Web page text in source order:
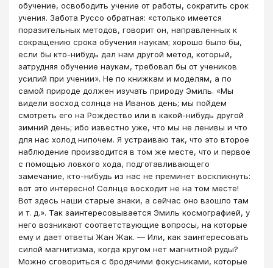
обучение, освободить учение от работы, сократить срок
учения. Забота Руссо обратная: «столько имеется
поразительных методов, говорит он, направленных к
сокращению срока обучения наукам; хорошо было бы,
если бы кто-нибудь дал нам другой метод, который,
затрудняя обучение наукам, требовал бы от учеников
усилий при учении». Не по книжкам и моделям, а по
самой природе должен изучать природу Эмиль. «Мы
видели восход солнца на Иванов день; мы пойдем
смотреть его на Рождество или в какой-нибудь другой
зимний день; ибо известно уже, что мы не ленивы и что
для нас холод нипочем. Я устраиваю так, что это второе
наблюдение про­изводится в том же месте, что и первое
с помощью ловкого хода, подготавливающего
замечание, кто-нибудь из нас не преминет воскликнуть:
вот это интересно! Солнце восходит не на том месте!
Вот здесь наши старые знаки, а сейчас оно взошло там
и т. д.». Так заинтересовывается Эмиль космографией, у
него возникают соот­ветствующие вопросы, на которые
ему и дает ответы Жан Жак. — Или, как заинтересовать
силой магнитизма, когда кругом нет магнитной руды?
Можно сговориться с бродячими фокусниками, которые